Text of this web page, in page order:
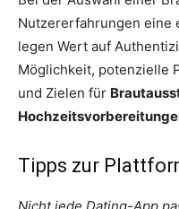
Nutzererfahrungen eine
legen Wert auf
Möglichkeit, potenzielle
und Zielen für
Tipps zur